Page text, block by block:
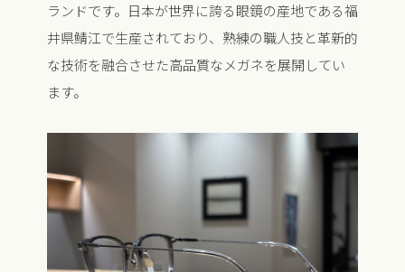
ランドです。日本が世界に誇る眼鏡の産地である福
井県鯖江で生産されており、熟練の職人技と革新的
な技術を融合させた高品質なメガネを展開してい
ます。